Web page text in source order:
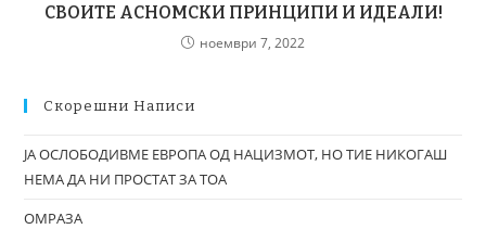
СВОИТЕ АСНОМСКИ ПРИНЦИПИ И ИДЕАЛИ!
ноември 7, 2022
Скорешни Написи
ЈА ОСЛОБОДИВМЕ ЕВРОПА ОД НАЦИЗМОТ, НО ТИЕ НИКОГАШ
НЕМА ДА НИ ПРОСТАТ ЗА ТОА
ОМРАЗА